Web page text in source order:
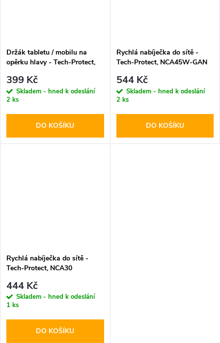
Držák tabletu / mobilu na
opěrku hlavy - Tech-Protect,
399 Kč
Skladem - hned k odeslání
2 ks
DO KOŠÍKU
Rychlá nabíječka do sítě -
Tech-Protect, NCA45W-GAN
kabel
544 Kč
Skladem - hned k odeslání
2 ks
DO KOŠÍKU
Rychlá nabíječka do sítě -
Tech-Protect, NCA30
kabel
444 Kč
Skladem - hned k odeslání
1 ks
DO KOŠÍKU